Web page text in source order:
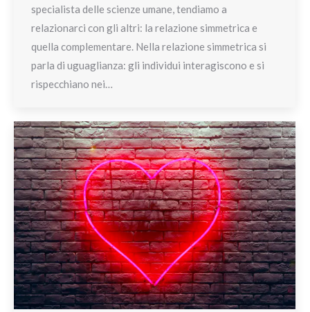
specialista delle scienze umane, tendiamo a
relazionarci con gli altri: la relazione simmetrica e
quella complementare. Nella relazione simmetrica si
parla di uguaglianza: gli individui interagiscono e si
rispecchiano nei…